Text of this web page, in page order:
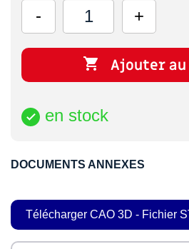
 Ajouter
 en stock
DOCUMENTS ANNEXES
Télécharger CAO 3D - Fichier